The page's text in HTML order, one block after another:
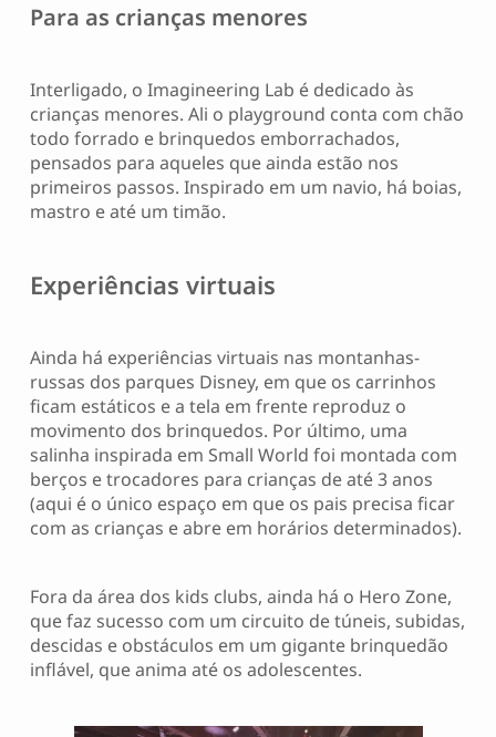
Para as crianças menores
Interligado, o Imagineering Lab é dedicado às
crianças menores. Ali o playground conta com chão
todo forrado e brinquedos emborrachados,
pensados para aqueles que ainda estão nos
primeiros passos. Inspirado em um navio, há boias,
mastro e até um timão.
Experiências virtuais
Ainda há experiências virtuais nas montanhas-
russas dos parques Disney, em que os carrinhos
ficam estáticos e a tela em frente reproduz o
movimento dos brinquedos. Por último, uma
salinha inspirada em Small World foi montada com
berços e trocadores para crianças de até 3 anos
(aqui é o único espaço em que os pais precisa ficar
com as crianças e abre em horários determinados).
Fora da área dos kids clubs, ainda há o Hero Zone,
que faz sucesso com um circuito de túneis, subidas,
descidas e obstáculos em um gigante brinquedão
inflável, que anima até os adolescentes.